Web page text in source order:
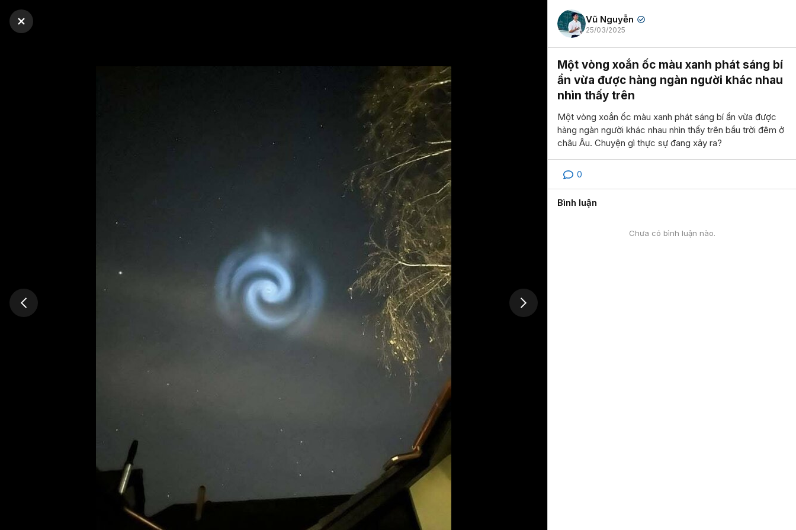
Vũ Nguyễn ✔
25/03/2025
Một vòng xoắn ốc màu xanh phát sáng bí
ẩn vừa được hàng ngàn người khác nhau
nhìn thấy trên
Một vòng xoắn ốc màu xanh phát sáng bí ẩn vừa được
hàng ngàn người khác nhau nhìn thấy trên bầu trời đêm ở
châu Âu. Chuyện gì thực sự đang xảy ra?
0
Bình luận
Chưa có bình luận nào.